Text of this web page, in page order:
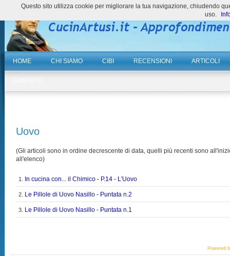
HOME CHI SIAMO CIBI RECENSIONI ARTICOLI
Uovo
(Gli articoli sono in ordine decrescente di data, quelli più recenti sono
all'elenco)
1. In cucina con... il Chimico - P.14 - L'Uovo
2. Le Pillole di Uovo Nasillo - Puntata n.2
3. Le Pillole di Uovo Nasillo - Puntata n.1
Powered
Questo sito utilizza cookie per migliorare la tua navigazione, chiudendo
uso.